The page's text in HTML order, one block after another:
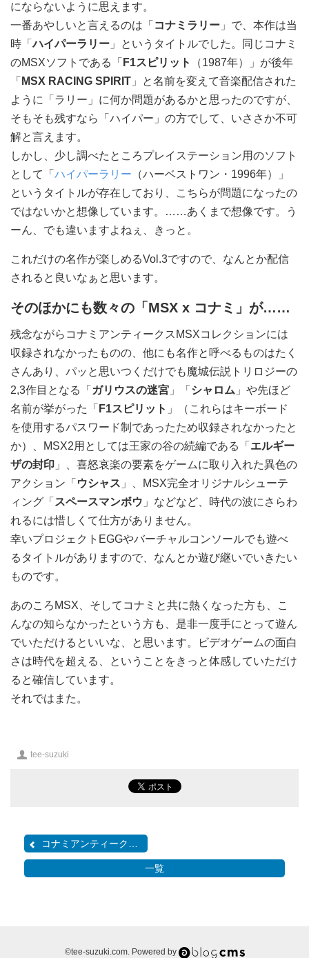
にならないように思えます。
一番あやしいと言えるのは「 コナミラリー 」で、本作は当
時「ハイパーラリー 」というタイトルでした。同じコナミ
のMSXソフトである「 F1スピリット
（1987年）」が後年
「 MSX RACING SPIRIT 」と名前を変えて音楽配信された
ように「ラリー」に何か問題があるかと思ったのですが、
そもそも残すなら「ハイパー」の方でして、いささか不可
解と言えます。
しかし、少し調べたところプレイステーション用のソフト
として「 ハイパーラリー （ハーベストワン・1996年）」
というタイトルが存在しており、こちらが問題になったの
ではないかと想像しています。……あくまで想像です。う
ーん、でも違いますよねぇ、きっと。
これだけの名作が楽しめるVol.3ですので、なんとか配信
されると良いなぁと思います。
そのほかにも数々の「MSX x コナミ」が……
残念ながらコナミアンティークスMSXコレクションには
収録されなかったものの、他にも名作と呼べるものはたく
さんあり、パッと思いつくだけでも魔城伝説トリロジーの
2,3作目となる「 ガリウスの迷宮 」「 シャロム 」や先ほど
名前が挙がった「 F1スピリット 」（これらはキーボード
を使用するパスワード制であったため収録されなかったと
か）、MSX2用としては王家の谷の続編である「 エルギー
ザの封印 」、喜怒哀楽の要素をゲームに取り入れた異色の
アクション「 ウシャス 」、MSX完全オリジナルシューテ
ィング「 スペースマンボウ 」などなど、時代の波にさらわ
れるには惜しくて仕方がありません。
幸いプロジェクトEGGやバーチャルコンソールでも遊べ
るタイトルがありますので、なんとか遊び継いでいきたい
ものです。
あのころMSX、そしてコナミと共に熱くなった方も、こ
んなの知らなかったという方も、是非一度手にとって遊ん
でいただけるといいな、と思います。ビデオゲームの面白
さは時代を超える、ということをきっと体感していただけ
ると確信しています。
それではまた。
tee-suzuki
コナミアンティークスMSX...
一覧
©tee-suzuki.com. Powered by a-